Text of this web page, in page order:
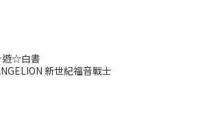
遊☆白書
新世紀福音戰士